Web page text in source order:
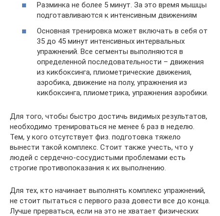
Разминка не более 5 минут. За это время мышцы
подготавливаются к интенсивным движениям
Основная тренировка может включать в себя от
35 до 45 минут интенсивных интервальных
упражнений. Все сегменты выполняются в
определенной последовательности – движения
из кикбоксинга, плиометрические движения,
аэробика, движение на полу, упражнения из
кикбоксинга, плиометрика, упражнения аэробики.
Для того, чтобы быстро достичь видимых результатов,
необходимо тренироваться не менее 6 раз в неделю.
Тем, у кого отсутствует физ. подготовка тяжело
вынести такой комплекс. Стоит также учесть, что у
людей с сердечно-сосудистыми проблемами есть
строгие противопоказания к их выполнению.
Для тех, кто начинает выполнять комплекс упражнений,
не стоит пытаться с первого раза довести все до конца.
Лучше прерваться, если на это не хватает физических